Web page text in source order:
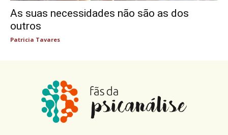
As suas necessidades não são as dos
outros
Patricia Tavares